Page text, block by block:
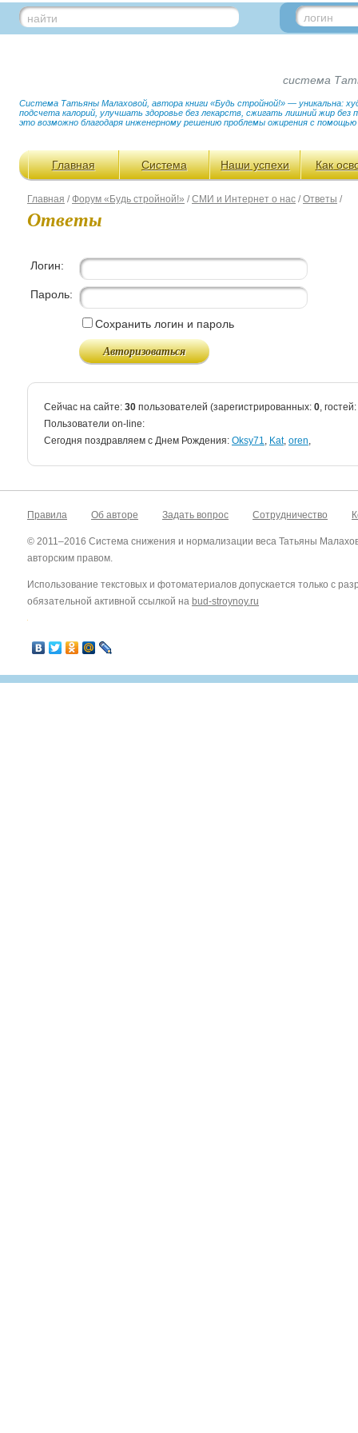
найти логин
система
Система Татьяны Малаховой, автора книги «Будь стройной!» — уникальна:
подсчета калорий, улучшать здоровье без лекарств, сжигать лишний жир
это возможно благодаря инженерному решению проблемы ожирения с
Главная Система Наши успехи Как
Главная /Форум «Будь стройной!» /СМИ и Интернет о нас /Ответы /
Ответы
Логин:
Пароль:
Сохранить логин и пароль
Сейчас на сайте: 30 пользователей (зарегистрированных: 0, гостей:
Пользователи on-line:
Cегодня поздравляем с Днем Рождения: Oksy71, Kat, oren,
Правила Об авторе Задать вопрос Сотрудничество
© 2011–2016 Система снижения и нормализации веса Татьяны
авторским правом.
Использование текстовых и фотоматериалов допускается только с
обязательной активной ссылкой на bud-stroynoy.ru